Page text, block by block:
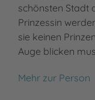
schönsten Stadt
Prinzessin
sie keinen
Auge blicken
Mehr zur Person
Sabine Bohlmann